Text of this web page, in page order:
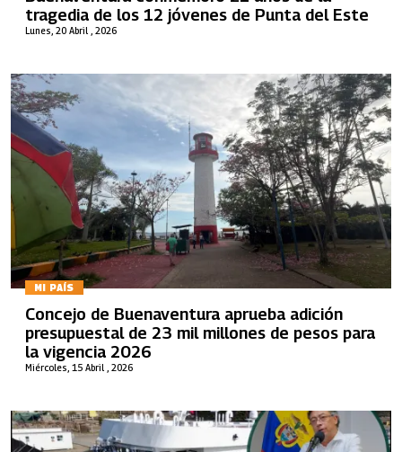
Lunes, 20 Abril , 2026
tragedia de los 12 jóvenes de Punta del Este
MI PAÍS
Miércoles, 15 Abril , 2026
Concejo de Buenaventura aprueba adición
presupuestal de 23 mil millones de pesos para
la vigencia 2026